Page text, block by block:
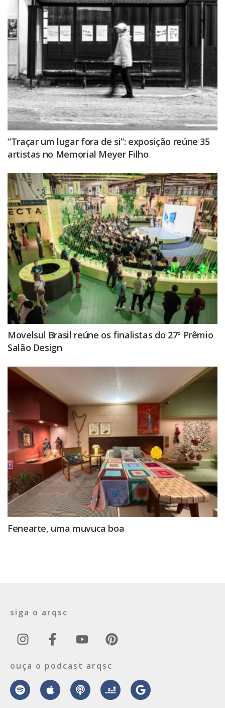
“Traçar um lugar fora de si”: exposição reúne 35
artistas no Memorial Meyer Filho
Movelsul Brasil reúne os finalistas do 27º Prêmio
Salão Design
Fenearte, uma muvuca boa
siga o arqsc
ouça o podcast arqsc